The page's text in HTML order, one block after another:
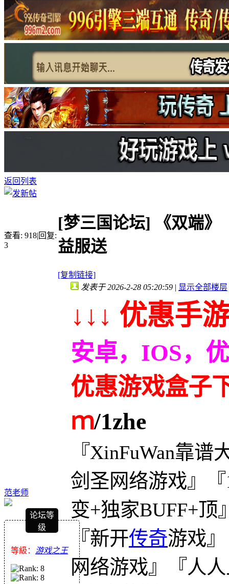
返回列表
查看: 918|回复:
3
[梦三国论坛]
《双端
益服送
[复制链接]
范老师
论坛等
级
等級： 游戏之王
发表于 2026-2-28 05:20:59 | 显示全部楼层
↓↓↓ 优惠手
安卓，IOS，
优惠游戏盒子
ｍ/1zhe
『XinFuWan靠
剑圣网络游戏』
变+独家BUFF+顶
『新开传奇游戏
网络游戏』『人